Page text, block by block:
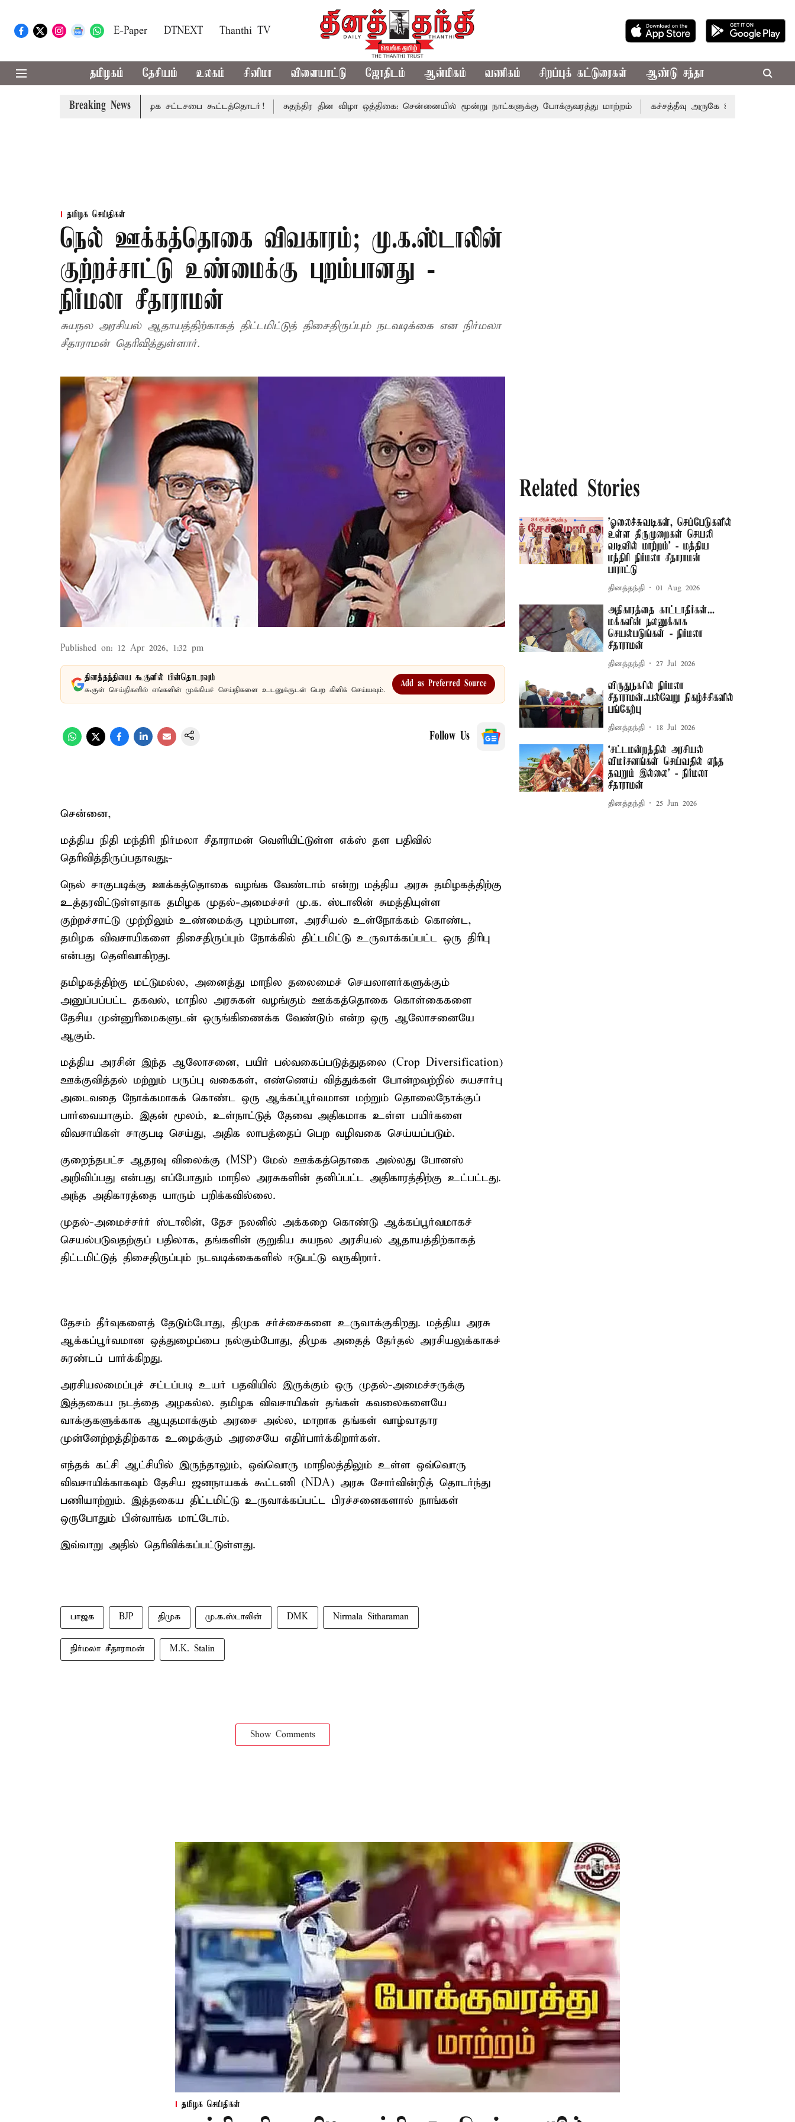
E-Paper DTNEXT Thanthi TV
தமிழகம் தேசியம் உலகம் சினிமா விளையாட்டு ஜோதிடம் ஆன்மிகம் வணிகம் சிறப்புக் கட்டுரைகள் ஆண்டு சந்தா
Breaking News
தொடங்கியது தமிழக சட்டசபை கூட்டத்தொடர்! சுதந்திர தின விழா ஒத்திகை: சென்னையில் மூன்று நாட்களுக்கு போக்குவரத்து மாற்றம் கச்சத்தீவு அருகே 8 தமிழக மீனவர்களை
தமிழக செய்திகள்
நெல் ஊக்கத்தொகை விவகாரம்; மு.க.ஸ்டாலின்
குற்றச்சாட்டு உண்மைக்கு புறம்பானது -
நிர்மலா சீதாராமன்
சுயநல அரசியல் ஆதாயத்திற்காகத் திட்டமிட்டுத் திசைதிருப்பும் நடவடிக்கை என நிர்மலா
சீதாராமன் தெரிவித்துள்ளார்.
Published on: 12 Apr 2026, 1:32 pm
தினத்தந்தியை கூகுளில் பின்தொடரவும்
கூகுள் செய்திகளில் எங்களின் முக்கியச் செய்திகளை உடனுக்குடன் பெற கிளிக் செய்யவும்.
Add as Preferred Source
Follow Us
சென்னை,
மத்திய நிதி மந்திரி நிர்மலா சீதாராமன் வெளியிட்டுள்ள எக்ஸ் தள பதிவில்
தெரிவித்திருப்பதாவது;-
நெல் சாகுபடிக்கு ஊக்கத்தொகை வழங்க வேண்டாம் என்று மத்திய அரசு தமிழகத்திற்கு
உத்தரவிட்டுள்ளதாக தமிழக முதல்-அமைச்சர் மு.க. ஸ்டாலின் சுமத்தியுள்ள
குற்றச்சாட்டு முற்றிலும் உண்மைக்கு புறம்பான, அரசியல் உள்நோக்கம் கொண்ட,
தமிழக விவசாயிகளை திசைதிருப்பும் நோக்கில் திட்டமிட்டு உருவாக்கப்பட்ட ஒரு திரிபு
என்பது தெளிவாகிறது.
தமிழகத்திற்கு மட்டுமல்ல, அனைத்து மாநில தலைமைச் செயலாளர்களுக்கும்
அனுப்பப்பட்ட தகவல், மாநில அரசுகள் வழங்கும் ஊக்கத்தொகை கொள்கைகளை
தேசிய முன்னுரிமைகளுடன் ஒருங்கிணைக்க வேண்டும் என்ற ஒரு ஆலோசனையே
ஆகும்.
மத்திய அரசின் இந்த ஆலோசனை, பயிர் பல்வகைப்படுத்துதலை (Crop Diversification)
ஊக்குவித்தல் மற்றும் பருப்பு வகைகள், எண்ணெய் வித்துக்கள் போன்றவற்றில் சுயசார்பு
அடைவதை நோக்கமாகக் கொண்ட ஒரு ஆக்கப்பூர்வமான மற்றும் தொலைநோக்குப்
பார்வையாகும். இதன் மூலம், உள்நாட்டுத் தேவை அதிகமாக உள்ள பயிர்களை
விவசாயிகள் சாகுபடி செய்து, அதிக லாபத்தைப் பெற வழிவகை செய்யப்படும்.
குறைந்தபட்ச ஆதரவு விலைக்கு (MSP) மேல் ஊக்கத்தொகை அல்லது போனஸ்
அறிவிப்பது என்பது எப்போதும் மாநில அரசுகளின் தனிப்பட்ட அதிகாரத்திற்கு உட்பட்டது.
அந்த அதிகாரத்தை யாரும் பறிக்கவில்லை.
முதல்-அமைச்சர்ர் ஸ்டாலின், தேச நலனில் அக்கறை கொண்டு ஆக்கப்பூர்வமாகச்
செயல்படுவதற்குப் பதிலாக, தங்களின் குறுகிய சுயநல அரசியல் ஆதாயத்திற்காகத்
திட்டமிட்டுத் திசைதிருப்பும் நடவடிக்கைகளில் ஈடுபட்டு வருகிறார்.
தேசம் தீர்வுகளைத் தேடும்போது, திமுக சர்ச்சைகளை உருவாக்குகிறது. மத்திய அரசு
ஆக்கப்பூர்வமான ஒத்துழைப்பை நல்கும்போது, திமுக அதைத் தேர்தல் அரசியலுக்காகச்
சுரண்டப் பார்க்கிறது.
அரசியலமைப்புச் சட்டப்படி உயர் பதவியில் இருக்கும் ஒரு முதல்-அமைச்சருக்கு
இத்தகைய நடத்தை அழகல்ல. தமிழக விவசாயிகள் தங்கள் கவலைகளையே
வாக்குகளுக்காக ஆயுதமாக்கும் அரசை அல்ல, மாறாக தங்கள் வாழ்வாதார
முன்னேற்றத்திற்காக உழைக்கும் அரசையே எதிர்பார்க்கிறார்கள்.
எந்தக் கட்சி ஆட்சியில் இருந்தாலும், ஒவ்வொரு மாநிலத்திலும் உள்ள ஒவ்வொரு
விவசாயிக்காகவும் தேசிய ஜனநாயகக் கூட்டணி (NDA) அரசு சோர்வின்றித் தொடர்ந்து
பணியாற்றும். இத்தகைய திட்டமிட்டு உருவாக்கப்பட்ட பிரச்சனைகளால் நாங்கள்
ஒருபோதும் பின்வாங்க மாட்டோம்.
இவ்வாறு அதில் தெரிவிக்கப்பட்டுள்ளது.
பாஜக BJP திமுக மு.க.ஸ்டாலின் DMK Nirmala Sitharaman
நிர்மலா சீதாராமன் M.K. Stalin
Show Comments
Related Stories
'ஓலைச்சுவடிகள், செப்பேடுகளில்
உள்ள திருமுறைகள் செயலி
வடிவில் மாற்றம்' - மத்திய
மந்திரி நிர்மலா சீதாராமன்
பாராட்டு
தினத்தந்தி 01 Aug 2026
அதிகாரத்தை காட்டாதீர்கள்...
மக்களின் நலனுக்காக
செயல்படுங்கள் - நிர்மலா
சீதாராமன்
தினத்தந்தி 27 Jul 2026
விருதுநகரில் நிர்மலா
சீதாராமன்..பல்வேறு நிகழ்ச்சிகளில்
பங்கேற்பு
தினத்தந்தி 18 Jul 2026
‘சட்டமன்றத்தில் அரசியல்
விமர்சனங்கள் செய்வதில் எந்த
தவறும் இல்லை’ - நிர்மலா
சீதாராமன்
தினத்தந்தி 25 Jun 2026
தமிழக செய்திகள்